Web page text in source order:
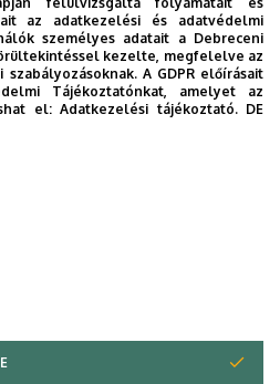
Kar szeptember 19-
tartja nyári diplomaosztó
Díszudvarán. A Multimédia
Központ a youtube-on
AZ ÖSSZES ESEMÉNYRE
az adatkezelési és adatvédelmi
személyes adatait a Debreceni
kezelte, megfelelve az
A GDPR előírásait
Tájékoztatónkat, amelyet az
el:Adatkezelési tájékoztató. DE